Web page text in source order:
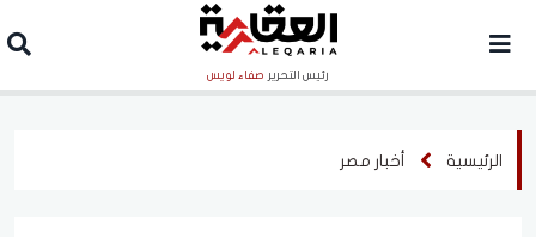
رئيس التحرير صفاء لويس
الرئيسية أخبار مصر